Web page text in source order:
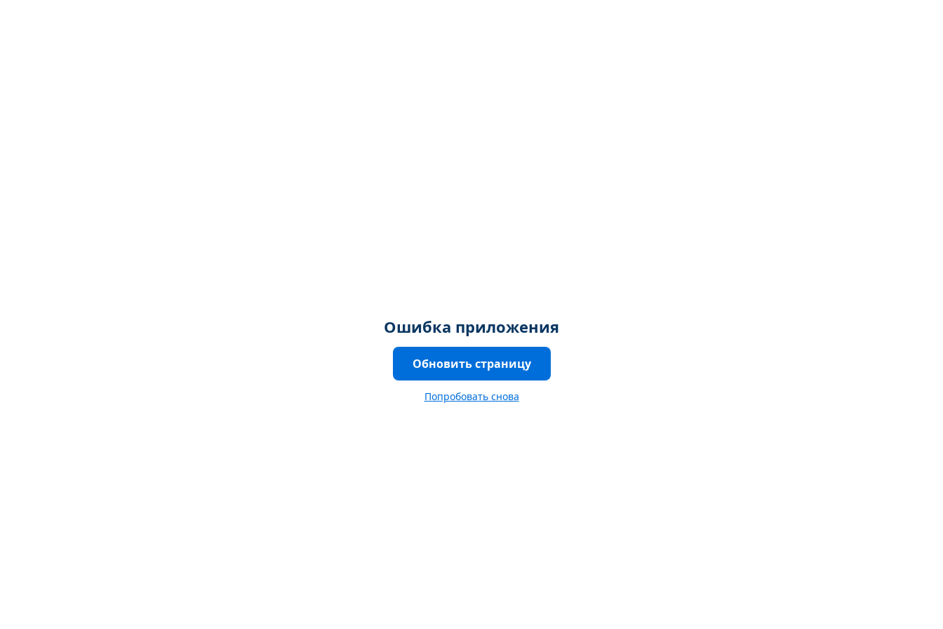
Ошибка приложения
Обновить страницу
Попробовать снова